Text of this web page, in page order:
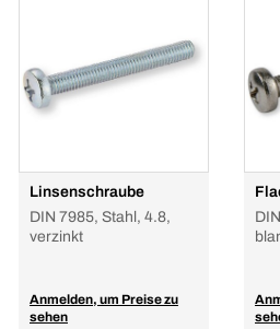
Linsenschraube
DIN 7985, Stahl, 4.8,
verzinkt
Anmelden, um Preise zu
sehen